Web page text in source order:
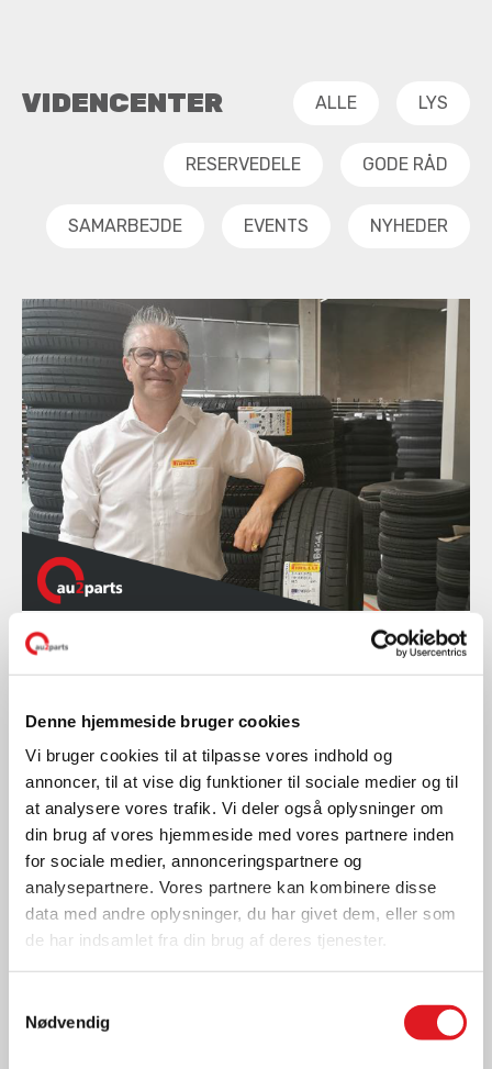
Denne hjemmeside bruger cookies
Vi bruger cookies til at tilpasse vores indhold og
annoncer, til at vise dig funktioner til sociale medier og til
at analysere vores trafik. Vi deler også oplysninger om
din brug af vores hjemmeside med vores partnere inden
for sociale medier, annonceringspartnere og
analysepartnere. Vores partnere kan kombinere disse
data med andre oplysninger, du har givet dem, eller som
de har indsamlet fra din brug af deres tjenester.
Nødvendig
VIDENCENTER ALLE LYS
RESERVEDELE GODE RÅD
SAMARBEJDE EVENTS NYHEDER
Gode råd